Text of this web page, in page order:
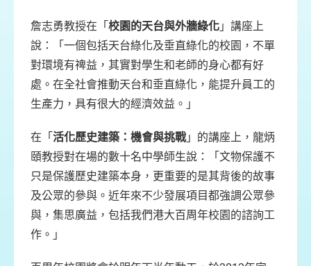
詹志勇教授在「 校園的天台與外牆綠化 」講座上
說：「一個包括天台綠化及垂直綠化的校園，不單
對環境有禆益，其實對學生和老師的身心都有好
處。在全社會推動天台和垂直綠化，能提升員工的
生產力，具有很大的經濟效益。」
在「 活化歷史建築：機會與挑戰」的講座上，龍炳
頤教授對在場的數十名中學師生說：「文物保護不
只是保護歷史建築本身，更重要的是其背後的故事
及公眾的參與。近年來不少發展項目都強調公眾參
與，集思廣益，包括我們港大百周年校園的諮詢工
作。」